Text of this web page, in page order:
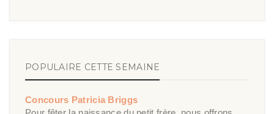
POPULAIRE CETTE SEMAINE
Concours Patricia Briggs